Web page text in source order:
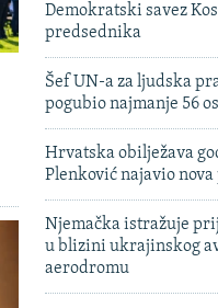
Demokratski savez
predsednika
Šef UN-a za ljudska
pogubio najmanje 56
Hrvatska obilježava
Plenković najavio
Njemačka istražuje
u blizini ukrajinskog
aerodromu